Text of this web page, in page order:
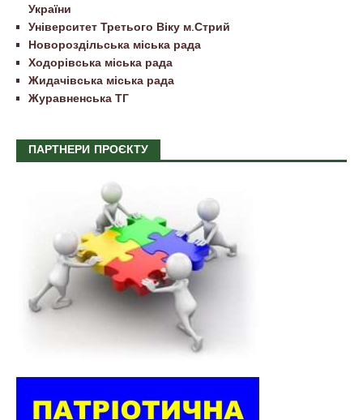
України
Університет Третього Віку м.Стрий
Новороздільська міська рада
Ходорівська міська рада
Жидачівська міська рада
Журавненська ТГ
ПАРТНЕРИ ПРОЄКТУ